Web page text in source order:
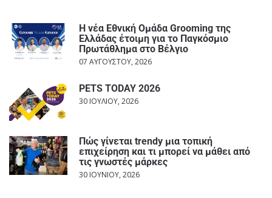
Η νέα Εθνική Ομάδα Grooming της
Ελλάδας έτοιμη για το Παγκόσμιο
Πρωτάθλημα στο Βέλγιο
07 ΑΥΓΟΎΣΤΟΥ, 2026
PETS TODAY 2026
30 ΙΟΥΛΊΟΥ, 2026
Πώς γίνεται trendy μια τοπική
επιχείρηση και τι μπορεί να μάθει από
τις γνωστές μάρκες
30 ΙΟΥΝΊΟΥ, 2026